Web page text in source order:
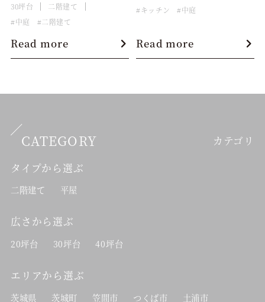
30坪台
二階建て
中庭
二階建て
Read more
キッチン
中庭
Read more
CATEGORY
カテゴリ
タイプから選ぶ
二階建て 平屋
広さから選ぶ
20坪台 30坪台 40坪台
エリアから選ぶ
茨城県 茨城町 笠間市 つくば市
土浦市